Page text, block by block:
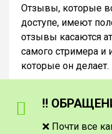
Отзывы, которые
доступе, имеют
отзывы касаются
самого стримера и
которые он делает.
‼️
❌ Почти все